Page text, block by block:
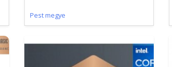
Pest megye